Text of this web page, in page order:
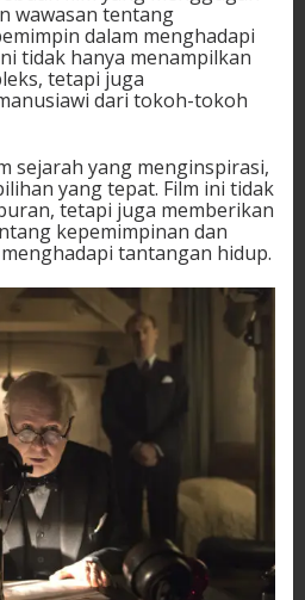
wawasan tentang
dalam menghadapi
tidak hanya menampilkan
tetapi juga
dari tokoh-tokoh
sejarah yang menginspirasi,
yang tepat. Film ini tidak
tetapi juga memberikan
kepemimpinan dan
tantangan hidup.